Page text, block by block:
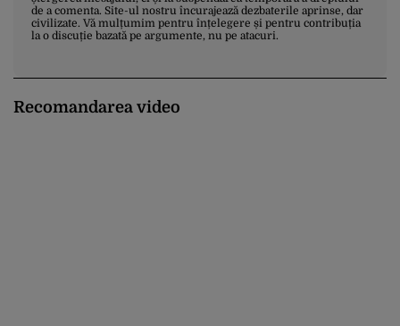
de a comenta. Site-ul nostru încurajează dezbaterile aprinse, dar
civilizate. Vă mulțumim pentru înțelegere și pentru contribuția
la o discuție bazată pe argumente, nu pe atacuri.
Recomandarea video